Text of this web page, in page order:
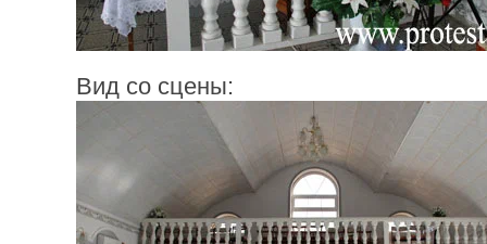
Вид со сцены: